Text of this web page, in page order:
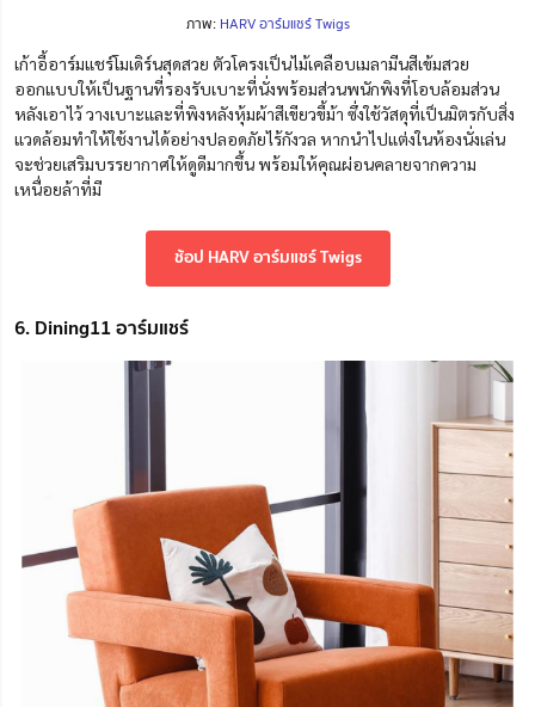
ภาพ: HARV อาร์มแชร์ Twigs
เก้าอี้อาร์มแชร์โมเดิร์นสุดสวย ตัวโครงเป็นไม้เคลือบเมลามีนสีเข้มสวย
ออกแบบให้เป็นฐานที่รองรับเบาะที่นั่งพร้อมส่วนพนักพิงที่โอบล้อมส่วน
หลังเอาไว้ วางเบาะและที่พิงหลังหุ้มผ้าสีเขียวขี้ม้า ซึ่งใช้วัสดุที่เป็นมิตรกับสิ่ง
แวดล้อมทำให้ใช้งานได้อย่างปลอดภัยไร้กังวล หากนำไปแต่งในห้องนั่งเล่น
จะช่วยเสริมบรรยากาศให้ดูดีมากขึ้น พร้อมให้คุณผ่อนคลายจากความ
เหนื่อยล้าที่มี
ช้อป HARV อาร์มแชร์ Twigs
6. Dining11 อาร์มแชร์